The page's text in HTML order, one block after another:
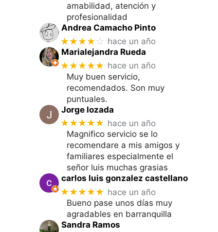
amabilidad, atención y
profesionalidad
Andrea Camacho Pinto
★★★★☆ hace un año
Marialejandra Rueda
★★★★★ hace un año
Muy buen servicio,
recomendados. Son muy
puntuales.
Jorge lozada
★★★★★ hace un año
Magnifico servicio se lo
recomendare a mis amigos y
familiares especialmente el
señor luis muchas grasias
carlos luis gonzalez castellano
★★★★★ hace un año
Bueno pase unos días muy
agradables en barranquilla
Sandra Ramos